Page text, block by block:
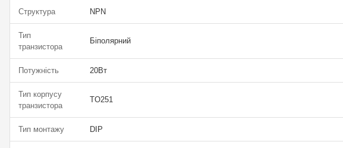
Структура NPN
Тип
транзистора
Біполярний
Потужність 20Вт
Тип корпусу
транзистора
TO251
Тип монтажу DIP